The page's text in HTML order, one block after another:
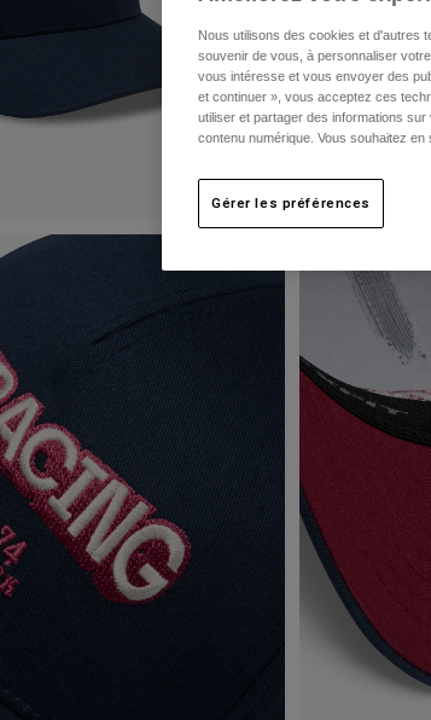
Nous utilisons des cookies et d'autres
souvenir de vous, à personnaliser
vous intéresse et vous envoyer des
et continuer », vous acceptez ces
utiliser et partager des informations
contenu numérique. Vous souhaitez
Gérer les préférences